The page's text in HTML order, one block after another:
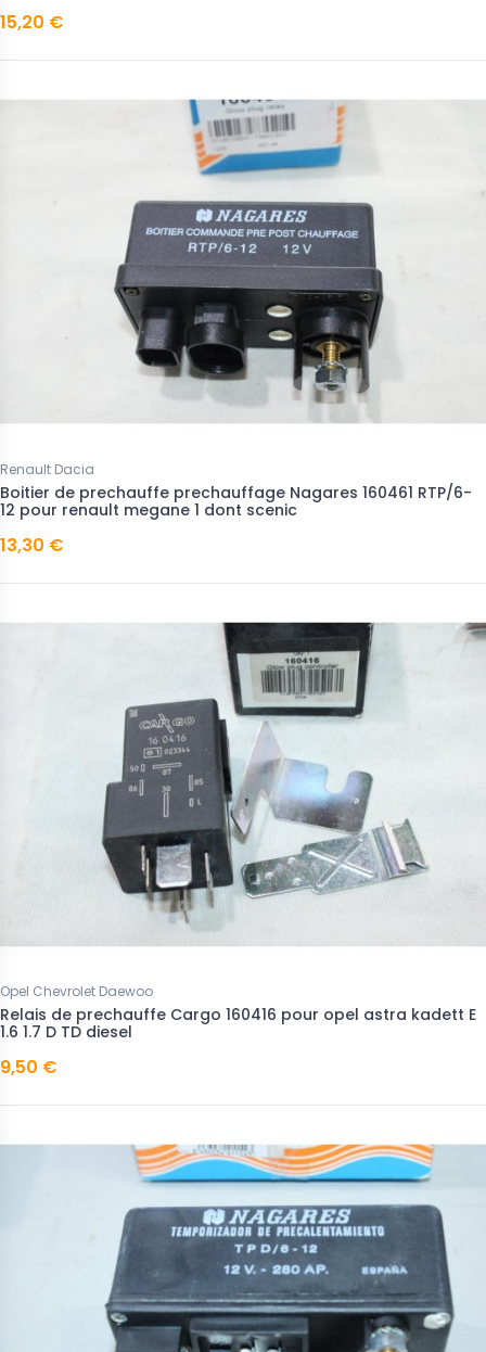
15,20 €
Renault Dacia
Boitier de prechauffe prechauffage Nagares 160461 RTP/6-
12 pour renault megane 1 dont scenic
13,30 €
Opel Chevrolet Daewoo
Relais de prechauffe Cargo 160416 pour opel astra kadett E
1.6 1.7 D TD diesel
9,50 €